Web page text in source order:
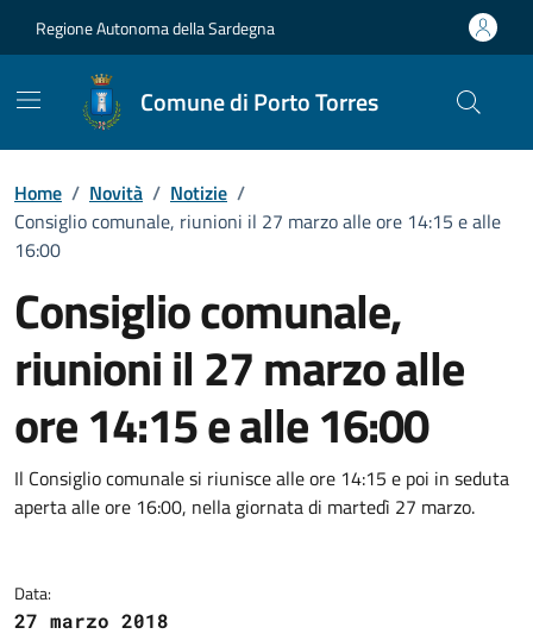
Regione Autonoma della Sardegna
Comune di Porto Torres
Home / Novità / Notizie /
Consiglio comunale, riunioni il 27 marzo alle ore 14:15 e alle
16:00
Consiglio comunale,
riunioni il 27 marzo alle
ore 14:15 e alle 16:00
Dettagli della notizia
Il Consiglio comunale si riunisce alle ore 14:15 e poi in seduta
aperta alle ore 16:00, nella giornata di martedì 27 marzo.
Data:
27 marzo 2018